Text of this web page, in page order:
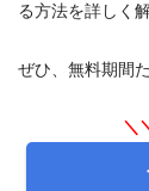
る方法を詳しく
ぜひ、無料期間
＼